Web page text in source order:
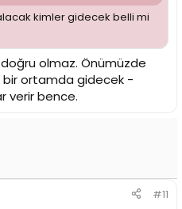
kimler gidecek belli mi
olmaz. Önümüzde
bir ortamda gidecek -
verir bence.
#11